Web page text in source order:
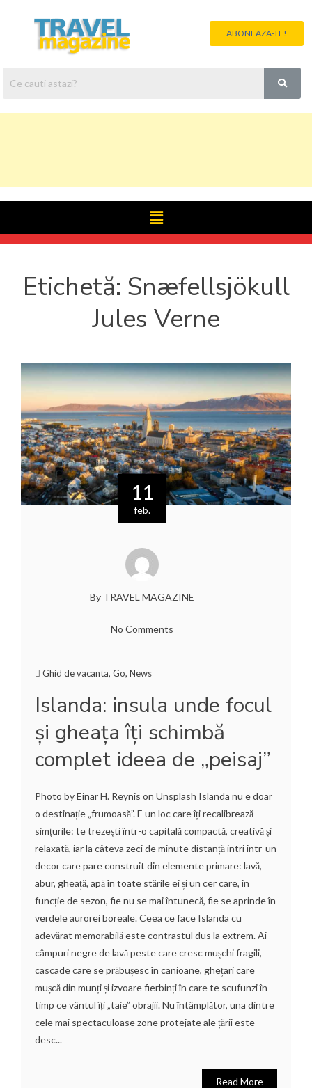
ABONEAZA-TE!
Etichetă: Snæfellsjökull
Jules Verne
11
feb.
By TRAVEL MAGAZINE
No Comments
Ghid de vacanta, Go, News
Islanda: insula unde focul
și gheața îți schimbă
complet ideea de „peisaj”
Photo by Einar H. Reynis on Unsplash Islanda nu e doar
o destinație „frumoasă”. E un loc care îți recalibrează
simțurile: te trezești într-o capitală compactă, creativă și
relaxată, iar la câteva zeci de minute distanță intri într-un
decor care pare construit din elemente primare: lavă,
abur, gheață, apă în toate stările ei și un cer care, în
funcție de sezon, fie nu se mai întunecă, fie se aprinde în
verdele aurorei boreale. Ceea ce face Islanda cu
adevărat memorabilă este contrastul dus la extrem. Ai
câmpuri negre de lavă peste care cresc mușchi fragili,
cascade care se prăbușesc în canioane, ghețari care
mușcă din munți și izvoare fierbinți în care te scufunzi în
timp ce vântul îți „taie” obrajii. Nu întâmplător, una dintre
cele mai spectaculoase zone protejate ale țării este
desc...
Read More